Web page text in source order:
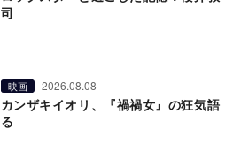
司
映画 2026.08.08
カンザキイオリ、『禍禍女』の狂気語
る